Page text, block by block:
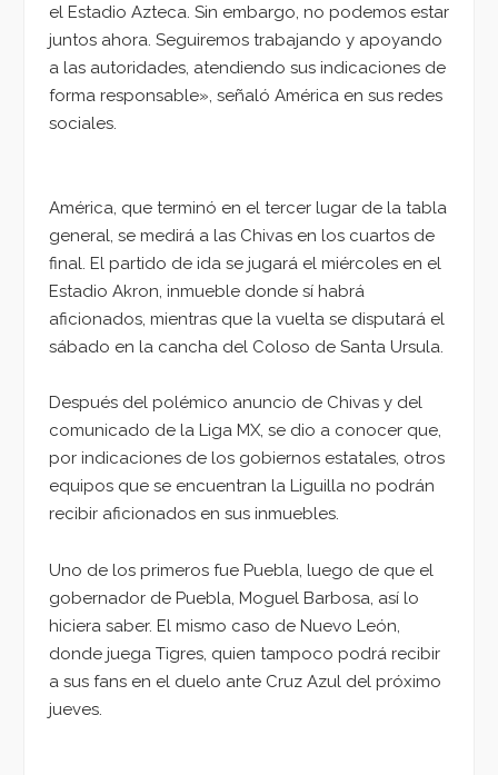
el Estadio Azteca. Sin embargo, no podemos estar
juntos ahora. Seguiremos trabajando y apoyando
a las autoridades, atendiendo sus indicaciones de
forma responsable», señaló América en sus redes
sociales.
América, que terminó en el tercer lugar de la tabla
general, se medirá a las Chivas en los cuartos de
final. El partido de ida se jugará el miércoles en el
Estadio Akron, inmueble donde sí habrá
aficionados, mientras que la vuelta se disputará el
sábado en la cancha del Coloso de Santa Ursula.
Después del polémico anuncio de Chivas y del
comunicado de la Liga MX, se dio a conocer que,
por indicaciones de los gobiernos estatales, otros
equipos que se encuentran la Liguilla no podrán
recibir aficionados en sus inmuebles.
Uno de los primeros fue Puebla, luego de que el
gobernador de Puebla, Moguel Barbosa, así lo
hiciera saber. El mismo caso de Nuevo León,
donde juega Tigres, quien tampoco podrá recibir
a sus fans en el duelo ante Cruz Azul del próximo
jueves.